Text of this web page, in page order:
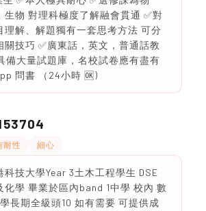
生物 對理科極度了解融會貫通 ✅對
理解、解題獨有一套思考方法 可分
關技巧 ✅廣東話，英文，普通話教
備大量試題庫，名校試卷應有盡有
問書 （24小時 🆗)
耐性 細心
科技大學Year 3土木工程學生 DSE
化學 畢業於區內band 1中學 校內 數
長期全級頭10 如有需要 可提供成